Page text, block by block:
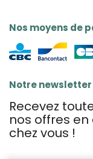
Nos moyens de
Notre newsletter
Recevez
nos offres
chez vous !